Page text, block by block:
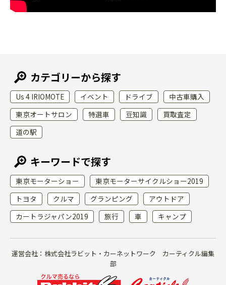
カテゴリーから探す
Us 4 IRIOMOTE イベント ドライブ
中古車購入
東京オートサロン
特選車 豆知識
買取査定
道の駅
キーワードで探す
東京モーターショー
東京モーターサイクルショー2019
トヨタ
クルマ グランピング
アウトドア
カートラジャパン2019
旅行 車 キャンプ
運営会社：株式会社ラビット・カーネットワーク カーティクル編集
部